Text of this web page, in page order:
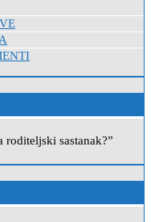
sastanak?”